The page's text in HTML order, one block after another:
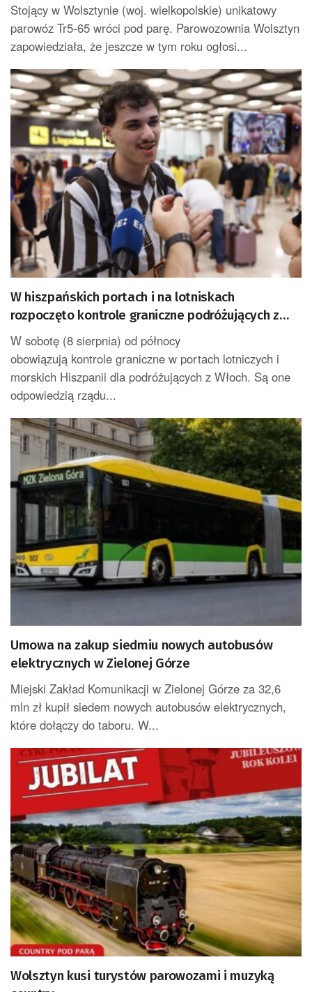
Stojący w Wolsztynie (woj. wielkopolskie) unikatowy
parowóz Tr5-65 wróci pod parę. Parowozownia Wolsztyn
zapowiedziała, że jeszcze w tym roku ogłosi...
W hiszpańskich portach i na lotniskach
rozpoczęto kontrole graniczne podróżujących z
Włoch
W sobotę (8 sierpnia) od północy
obowiązują kontrole graniczne w portach lotniczych i
morskich Hiszpanii dla podróżujących z Włoch. Są one
odpowiedzią rządu...
Umowa na zakup siedmiu nowych autobusów
elektrycznych w Zielonej Górze
Miejski Zakład Komunikacji w Zielonej Górze za 32,6
mln zł kupił siedem nowych autobusów elektrycznych,
które dołączy do taboru. W...
Wolsztyn kusi turystów parowozami i muzyką